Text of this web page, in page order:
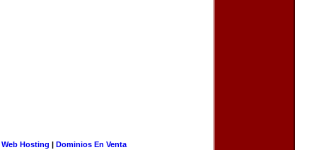
Web Hosting | Dominios En Venta